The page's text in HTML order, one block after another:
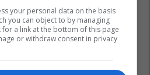
your personal data on the basis
you can object to by managing
a link at the bottom of this page
or withdraw consent in privacy